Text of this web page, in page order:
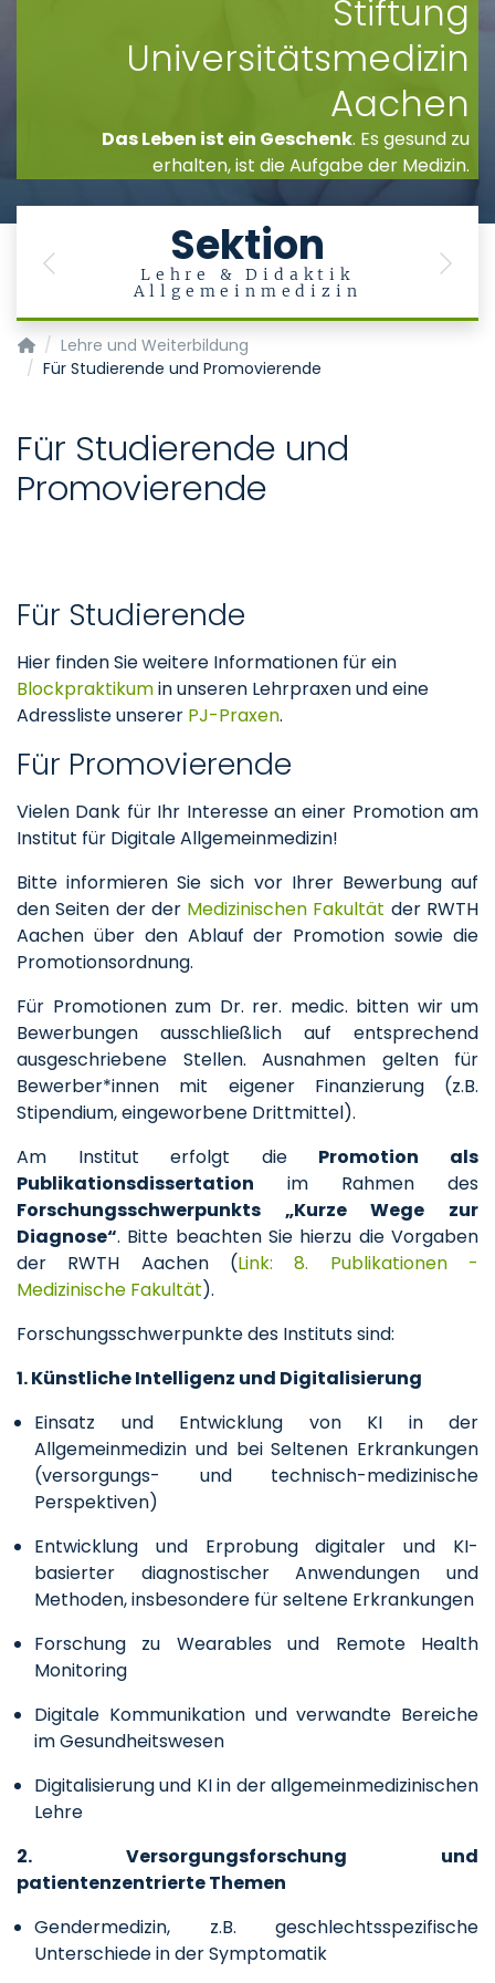
Stiftung
Universitätsmedizin
Aachen
Das Leben ist ein Geschenk. Es gesund zu
erhalten, ist die Aufgabe der Medizin.
Sektion
Lehre & Didaktik
Allgemeinmedizin
Previous Next
Institut für Digitale Allgemeinmedizin
Lehre und Weiterbildung
Für Studierende und Promovierende
Für Studierende und
Promovierende
Für Studierende
Hier finden Sie weitere Informationen für ein
Blockpraktikumin unseren Lehrpraxen und eine
Adressliste unserer PJ-Praxen.
Für Promovierende
Vielen Dank für Ihr Interesse an einer Promotion am
Institut für Digitale Allgemeinmedizin!
Bitte informieren Sie sich vor Ihrer Bewerbung auf
den Seiten der der Medizinischen Fakultät der RWTH
Aachen über den Ablauf der Promotion sowie die
Promotionsordnung.
Für Promotionen zum Dr. rer. medic. bitten wir um
Bewerbungen ausschließlich auf entsprechend
ausgeschriebene Stellen. Ausnahmen gelten für
Bewerber*innen mit eigener Finanzierung (z.B.
Stipendium, eingeworbene Drittmittel).
Am Institut erfolgt die Promotion als
Publikationsdissertation im Rahmen des
Forschungsschwerpunkts „Kurze Wege zur
Diagnose“. Bitte beachten Sie hierzu die Vorgaben
der RWTH Aachen (Link: 8. Publikationen -
Medizinische Fakultät).
Forschungsschwerpunkte des Instituts sind:
1. Künstliche Intelligenz und Digitalisierung
Einsatz und Entwicklung von KI in der
Allgemeinmedizin und bei Seltenen Erkrankungen
(versorgungs- und technisch-medizinische
Perspektiven)
Entwicklung und Erprobung digitaler und KI-
basierter diagnostischer Anwendungen und
Methoden, insbesondere für seltene Erkrankungen
Forschung zu Wearables und Remote Health
Monitoring
Digitale Kommunikation und verwandte Bereiche
im Gesundheitswesen
Digitalisierung und KI in der allgemeinmedizinischen
Lehre
2. Versorgungsforschung und
patientenzentrierte Themen
Gendermedizin, z.B. geschlechtsspezifische
Unterschiede in der Symptomatik